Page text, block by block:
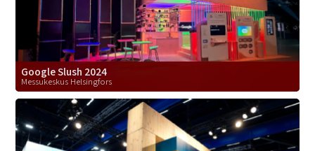
Google Slush 2024
Messukeskus Helsingfors